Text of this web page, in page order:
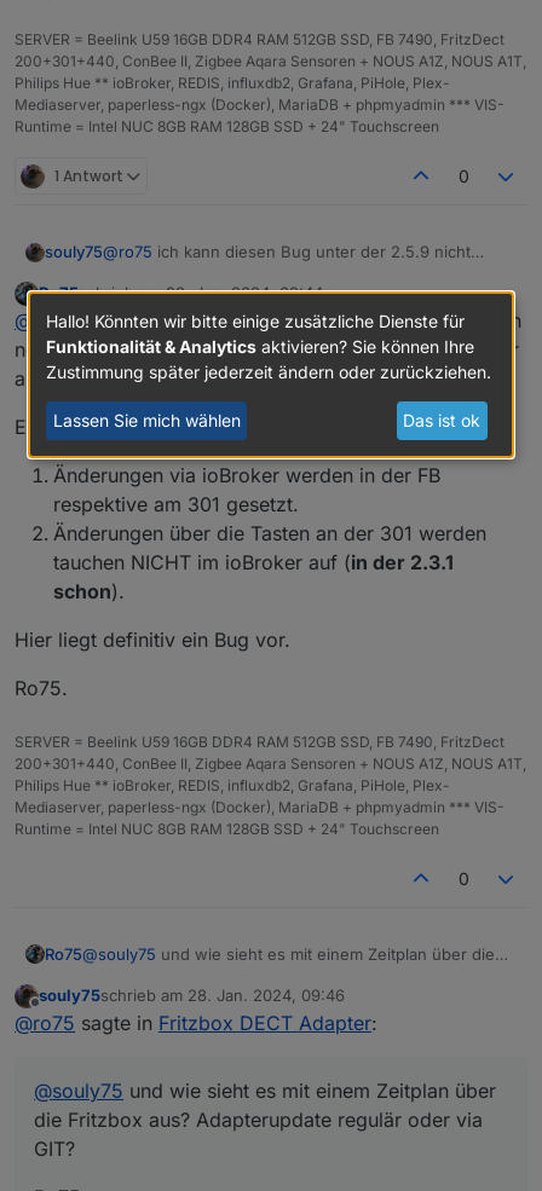
SERVER = Beelink U59 16GB DDR4 RAM 512GB SSD, FB 7490, FritzDect
200+301+440, ConBee II, Zigbee Aqara Sensoren + NOUS A1Z, NOUS A1T,
Philips Hue ** ioBroker, REDIS, influxdb2, Grafana, PiHole, Plex-
Mediaserver, paperless-ngx (Docker), MariaDB + phpmyadmin *** VIS-
Runtime = Intel NUC 8GB RAM 128GB SSD + 24" Touchscreen
1 Antwort 0
souly75@ro75 ich kann diesen Bug unter der 2.5.9 nicht
und ich kann per Adapter sowie manuell ändern und
es wird entsprechend übernommen
Online
Ro75schrieb am28. Jan. 2024, 09:44
@ souly75also ich habe es an meinem Testsystem eben
nocheinmal probiert. Habe es mit der 2.5.9 und mit der
aktuellen GIT versucht.
Ergebnis:
Änderungen via ioBroker werden in der FB
respektive am 301 gesetzt.
Änderungen über die Tasten an der 301 werden
tauchen NICHT im ioBroker auf (in der 2.3.1
schon).
Hier liegt definitiv ein Bug vor.
Ro75.
SERVER = Beelink U59 16GB DDR4 RAM 512GB SSD, FB 7490, FritzDect
200+301+440, ConBee II, Zigbee Aqara Sensoren + NOUS A1Z, NOUS A1T,
Philips Hue ** ioBroker, REDIS, influxdb2, Grafana, PiHole, Plex-
Mediaserver, paperless-ngx (Docker), MariaDB + phpmyadmin *** VIS-
Runtime = Intel NUC 8GB RAM 128GB SSD + 24" Touchscreen
0
Ro75@souly75 und wie sieht es mit einem Zeitplan über die
Ro75.
Offline
souly75schrieb am 28. Jan. 2024, 09:46
zuletzt editiert von
@ro75 sagte in Fritzbox DECT Adapter:
@souly75 und wie sieht es mit einem Zeitplan über
die Fritzbox aus? Adapterupdate regulär oder via
GIT?
Hallo! Könnten wir bitte einige zusätzliche Dienste für
Funktionalität & Analytics aktivieren? Sie können Ihre
Zustimmung später jederzeit ändern oder zurückziehen.
Lassen Sie mich wählen Das ist ok